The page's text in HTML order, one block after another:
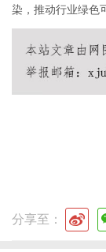
染，推动行业绿色
分享至：